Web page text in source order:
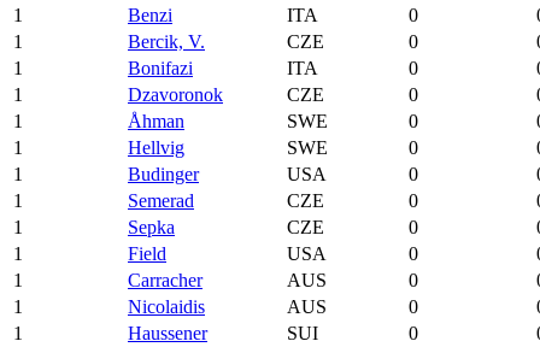
1
Benzi ITA 0
1
Bercik, V. CZE 0
1
Bonifazi ITA 0
1
Dzavoronok CZE 0
1
Åhman SWE 0
1
Hellvig SWE 0
1
Budinger USA 0
1
Semerad CZE 0
1
Sepka CZE 0
1
Field USA 0
1
Carracher AUS 0
1
Nicolaidis AUS 0
1
Haussener SUI 0